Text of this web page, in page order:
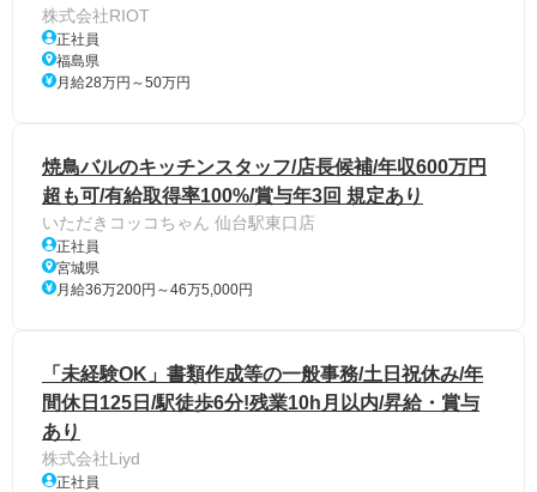
株式会社RIOT
正社員
福島県
月給28万円～50万円
焼鳥バルのキッチンスタッフ/店長候補/年収600万円
超も可/有給取得率100%/賞与年3回 規定あり
いただきコッコちゃん 仙台駅東口店
正社員
宮城県
月給36万200円～46万5,000円
「未経験OK」書類作成等の一般事務/土日祝休み/年
間休日125日/駅徒歩6分!残業10h月以内/昇給・賞与
あり
株式会社Liyd
正社員